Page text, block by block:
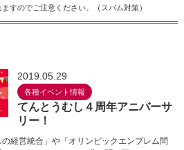
すのでご注意ください。（スパム対策）
2019.05.29
各種イベント情報
てんとうむし４周年アニバーサ
リー！
の経営統合」や「オリンピックエンブレム問